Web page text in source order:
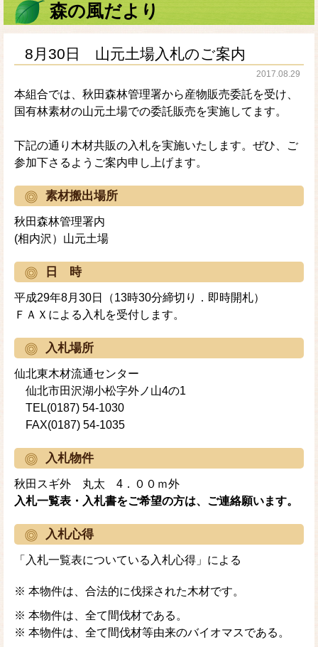
森の風だより
8月30日 山元土場入札のご案内
2017.08.29
本組合では、秋田森林管理署から産物販売委託を受け、
国有林素材の山元土場での委託販売を実施してます。
下記の通り木材共販の入札を実施いたします。ぜひ、ご
参加下さるようご案内申し上げます。
素材搬出場所
秋田森林管理署内
(相内沢）山元土場
日 時
平成29年8月30日（13時30分締切り．即時開札）
ＦＡＸによる入札を受付します。
入札場所
仙北東木材流通センター
仙北市田沢湖小松字外ノ山4の1
TEL(0187) 54-1030
FAX(0187) 54-1035
入札物件
秋田スギ外 丸太 4．００ｍ外
入札一覧表・入札書をご希望の方は、ご連絡願います。
入札心得
「入札一覧表についている入札心得」による
※ 本物件は、合法的に伐採された木材です。
※ 本物件は、全て間伐材である。
※ 本物件は、全て間伐材等由来のバイオマスである。